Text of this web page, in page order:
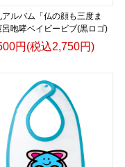
ルバム「仏の顔も三度ま
呂咆哮ベイビービブ(黒ロゴ)
円(税込2,750円)